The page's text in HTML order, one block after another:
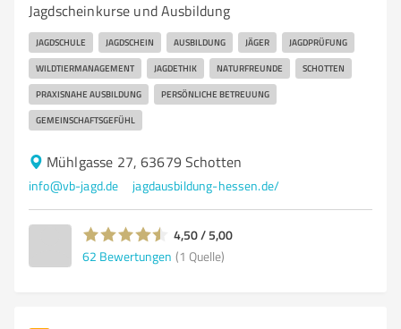
Jagdscheinkurse und Ausbildung
JAGDSCHULE JAGDSCHEIN AUSBILDUNG JÄGER JAGDPRÜFUNG
WILDTIERMANAGEMENT JAGDETHIK NATURFREUNDE SCHOTTEN
PRAXISNAHE AUSBILDUNG PERSÖNLICHE BETREUUNG
GEMEINSCHAFTSGEFÜHL
Mühlgasse 27, 63679 Schotten
info@vb-jagd.de jagdausbildung-hessen.de/
4,50 / 5,00
62 Bewertungen (1 Quelle)